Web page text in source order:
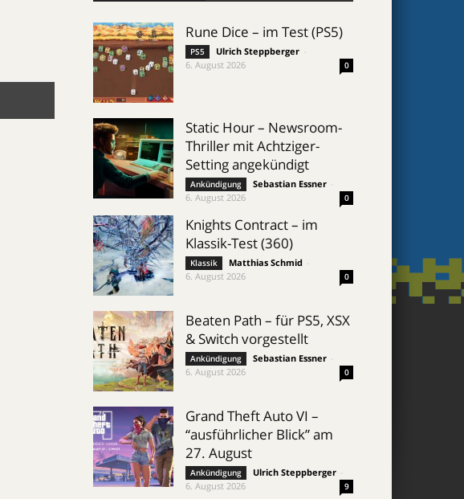
Rune Dice – im Test (PS5)
PS5 Ulrich Steppberger
6. August 2026
0
Static Hour – Newsroom-
Thriller mit Achtziger-
Setting angekündigt
Ankündigung Sebastian Essner
6. August 2026
0
Knights Contract – im
Klassik-Test (360)
Klassik Matthias Schmid
6. August 2026
0
Beaten Path – für PS5, XSX
& Switch vorgestellt
Ankündigung Sebastian Essner
6. August 2026
0
Grand Theft Auto VI –
“ausführlicher Blick” am
27. August
Ankündigung Ulrich Steppberger
6. August 2026
9